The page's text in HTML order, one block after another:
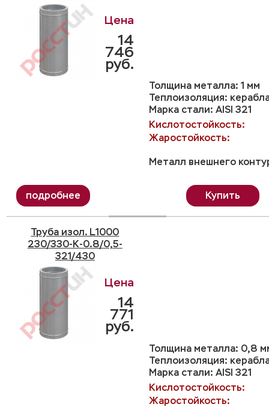
Толщина металла: 1 мм
Теплоизоляция:
Марка стали: AISI 321
Кислотостойкость:
Жаростойкость:
Металл внешнего
14
746
руб.
Купить
Труба изол. L1000
230/330-K-0.8/0,5-
321/430
Толщина металла: 0,8
Теплоизоляция:
Марка стали: AISI 321
Кислотостойкость:
Жаростойкость:
14
771
руб.